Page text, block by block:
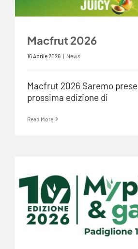
Macfrut 2026
16 Aprile 2026 | News
Macfrut 2026 Saremo
prossima edizione di
Read More